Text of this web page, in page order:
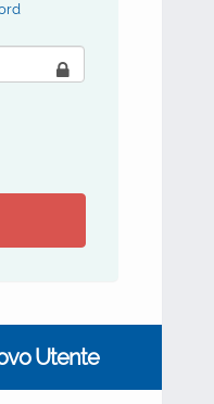
Utente